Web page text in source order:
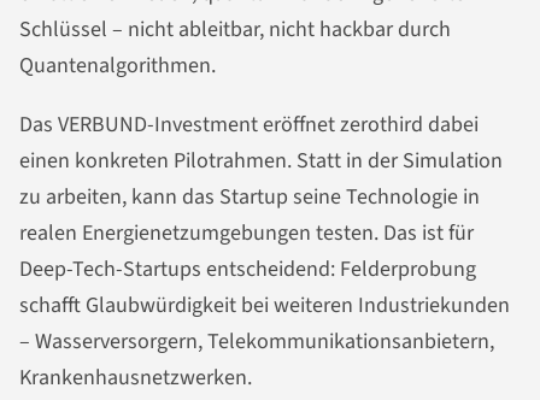
Schlüssel – nicht ableitbar, nicht hackbar durch
Quantenalgorithmen.
Das VERBUND-Investment eröffnet zerothird dabei
einen konkreten Pilotrahmen. Statt in der Simulation
zu arbeiten, kann das Startup seine Technologie in
realen Energienetzumgebungen testen. Das ist für
Deep-Tech-Startups entscheidend: Felderprobung
schafft Glaubwürdigkeit bei weiteren Industriekunden
– Wasserversorgern, Telekommunikationsanbietern,
Krankenhausnetzwerken.